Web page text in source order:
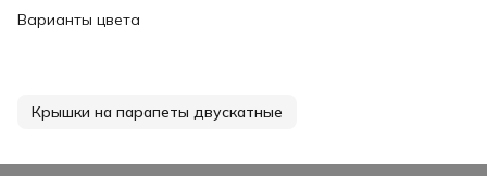
Варианты цвета
Крышки на парапеты двускатные